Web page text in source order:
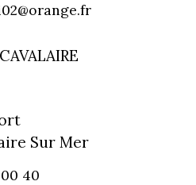
Sur Mer
40